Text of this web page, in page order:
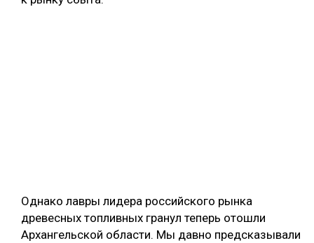
Однако лавры лидера российского рынка
древесных топливных гранул теперь отошли
Архангельской области. Мы давно предсказывали